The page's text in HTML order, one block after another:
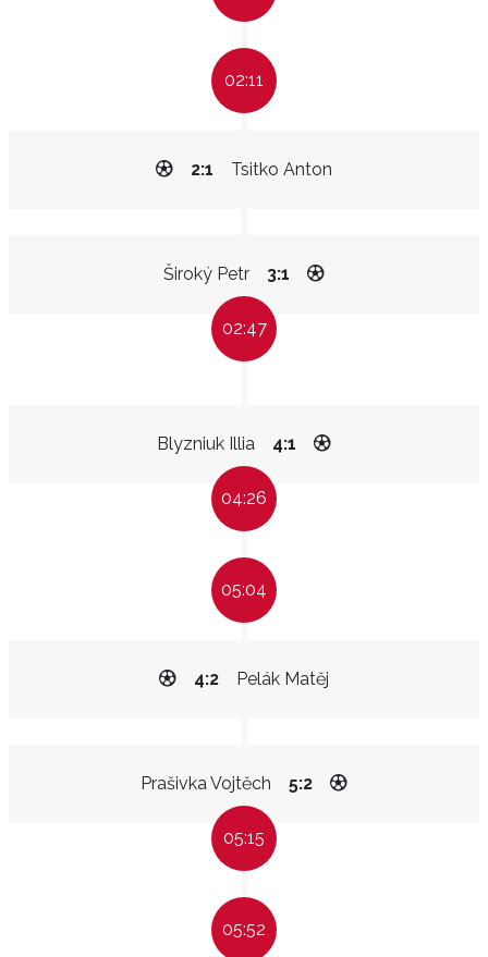
02:11
Tsitko Anton
2:1
Široký Petr 3:1
02:47
Blyzniuk Illia 4:1
04:26
05:04
Pelák Matěj
4:2
Prašivka Vojtěch 5:2
05:15
05:52